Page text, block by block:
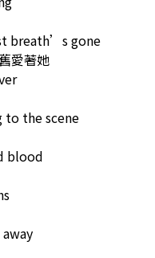
breath’s gone
愛著她
to the scene
blood